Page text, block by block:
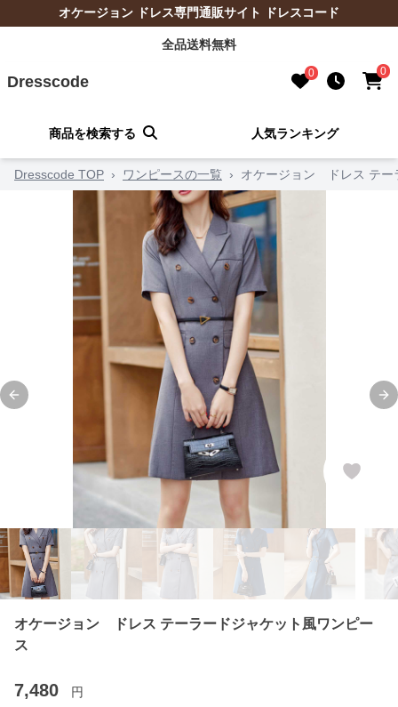
オケージョン ドレス専門通販サイト ドレスコード
全品送料無料
Dresscode 0 0
商品を検索する 人気ランキング
Dresscode TOP › ワンピースの一覧 › オケージョン ドレス テー
Previous slide
オケージョン ドレス テーラードジャケット風ワンピー
ス
7,480 円